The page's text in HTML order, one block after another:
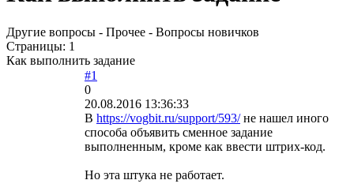
Другие вопросы - Прочее - Вопросы новичков
Страницы: 1
Как выполнить задание
#1
0
20.08.2016 13:36:33
В https://vogbit.ru/support/593/не нашел иного
способа объявить сменное задание
выполненным, кроме как ввести штрих-код.
Но эта штука не работает.